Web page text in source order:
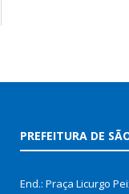
PREFEITURA DE
End.: Praça Licurgo